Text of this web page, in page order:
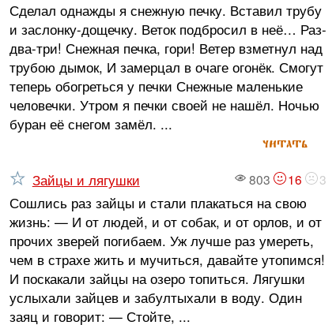
Сделал однажды я снежную печку. Вставил трубу
и заслонку-дощечку. Веток подбросил в неё… Раз-
два-три! Снежная печка, гори! Ветер взметнул над
трубою дымок, И замерцал в очаге огонёк. Смогут
теперь обогреться у печки Снежные маленькие
человечки. Утром я печки своей не нашёл. Ночью
буран её снегом замёл. ...
читать
803 16 3
Зайцы и лягушки
Сошлись раз зайцы и стали плакаться на свою
жизнь: — И от людей, и от собак, и от орлов, и от
прочих зверей погибаем. Уж лучше раз умереть,
чем в страхе жить и мучиться, давайте утопимся!
И поскакали зайцы на озеро топиться. Лягушки
услыхали зайцев и забултыхали в воду. Один
заяц и говорит: — Стойте, ...